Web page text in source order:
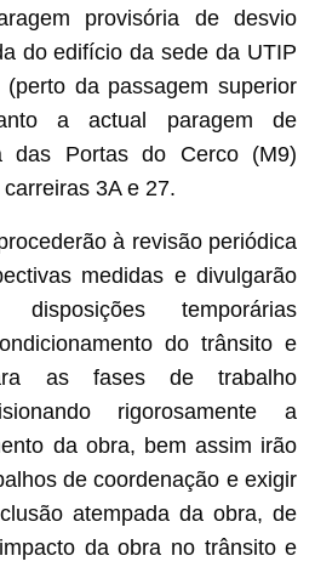
provisória de desvio
do edifício da sede da UTIP
da passagem superior
a actual paragem de
das Portas do Cerco (M9)
3A e 27.
à revisão periódica
medidas e divulgarão
disposições temporárias
do trânsito e
as fases de trabalho
rigorosamente a
da obra, bem assim irão
de coordenação e exigir
atempada da obra, de
da obra no trânsito e